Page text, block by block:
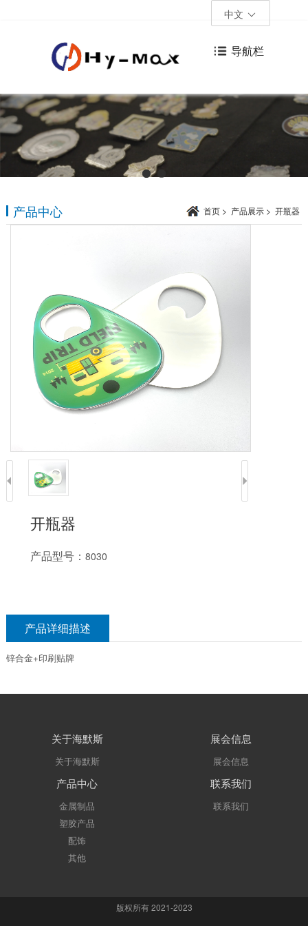
中文
导航栏
产品中心 首页 > 产品展示 > 开瓶器
开瓶器
产品型号：8030
产品详细描述
锌合金+印刷贴牌
关于海默斯
关于海默斯
展会信息
展会信息
产品中心
金属制品
塑胶产品
配饰
其他
联系我们
联系我们
版权所有 2021-2023